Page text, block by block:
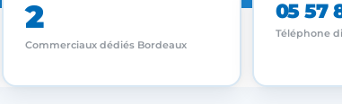
2
Commerciaux dédiés Bordeaux
05 57
Téléphone